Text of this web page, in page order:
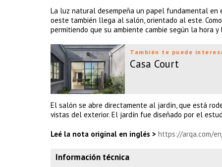
La luz natural desempeña un papel fundamental
oeste también llega al salón, orientado al este.
permitiendo que su ambiente cambie según la hora y
También te puede
Casa Court
El salón se abre directamente al jardín, que está
vistas del exterior. El jardín fue diseñado por el
Leé la nota original en inglés > https://arqa.com/
Información técnica